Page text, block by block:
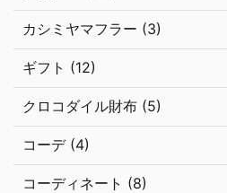
カシミヤマフラー (3)
ギフト (12)
クロコダイル財布 (5)
コーデ (4)
コーディネート (8)